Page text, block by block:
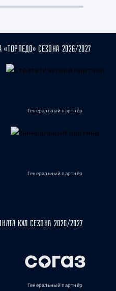
СЕЗОНА 2026/2027
Генеральный партнёр
Генеральный партнёр
КХЛ СЕЗОНА 2026/2027
Генеральный партнёр